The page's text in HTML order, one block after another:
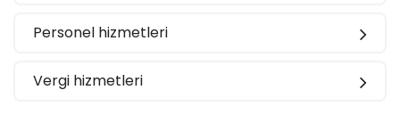
Personel hizmetleri
Vergi hizmetleri